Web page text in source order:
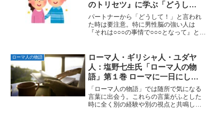
のトリセツ』に学ぶ「どうし
て？」の質問の求めるもの
パートナーから「どうして！」と言われ
た時は要注意。特に男性脳の強い人は
『それは○○○の事情で○○○となって』と
いるのは【理由】ではなくて【共感】。
黒川奈保子さんの『妻の...
ローマ人の物語
ローマ人・ギリシャ人・ユダヤ
人：塩野七生氏「ローマ人の物
語」第１巻 ローマに一日にして
成らずより
「ローマ人の物語」では随所で気になる
言葉に出会う。これらの言葉がふとした
時に全く別の経験や別の視点と共鳴して